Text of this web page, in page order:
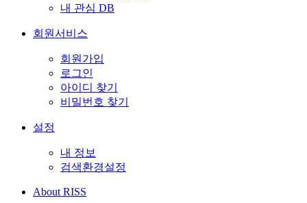
내 관심 DB
회원서비스
회원가입
로그인
아이디 찾기
비밀번호 찾기
설정
내 정보
검색환경설정
About RISS